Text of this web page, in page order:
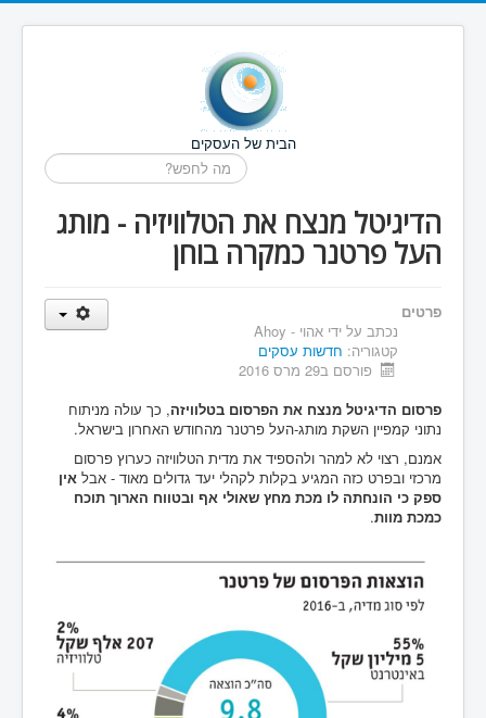
הבית של העסקים
חיפוש...
הדיגיטל מנצח את הטלוויזיה - מותג
העל פרטנר כמקרה בוחן
פרטים
נכתב על ידי אהוי - Ahoy
קטגוריה: חדשות עסקים
פורסם ב29 מרס 2016
פרסום הדיגיטל מנצח את הפרסום בטלוויזה, כך עולה מניתוח
נתוני קמפיין השקת מותג-העל פרטנר מהחודש האחרון בישראל.
אמנם, רצוי לא למהר ולהספיד את מדית הטלוויזה כערוץ פרסום
מרכזי ובפרט כזה המגיע בקלות לקהלי יעד גדולים מאוד - אבל אין
ספק כי הונחתה לו מכת מחץ שאולי אף ובטווח הארוך תוכח
כמכת מוות.